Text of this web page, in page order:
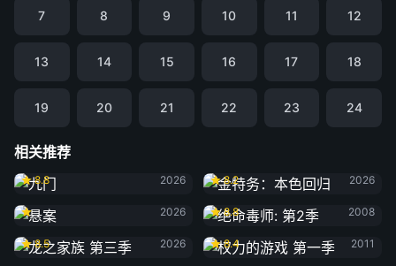
7 8 9 10 11 12
13 14 15 16 17 18
19 20 21 22 23 24
相关推荐
九门
8.8
2026
8.2
2026
悬案
2026
绝命毒师: 第2季
8.8
2008
龙之家族 第三季
8.5
2026
权力的游戏 第一季
8.4
2011
铁拳教育
绝命毒师: 第1季